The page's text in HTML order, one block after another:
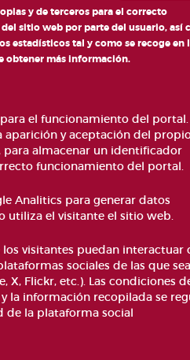
y de terceros para el correcto
sitio web por parte del usuario, así
estadísticos tal y como se recoge en
obtener más información.
el funcionamiento del portal.
aparición y aceptación del
para almacenar un identificador
funcionamiento del portal.
Analitics para generar datos
utiliza el visitante el sitio web.
visitantes puedan interactuar
sociales de las que
X, Flickr, etc.). Las condiciones
la información recopilada se
de la plataforma social